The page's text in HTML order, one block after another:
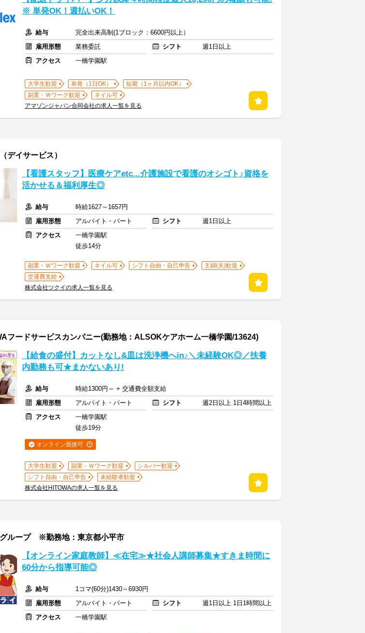
※ 単発OK！週払いOK！
給与
完全出来高制(1ブロック：6600円以上）
雇用形態
業務委託 シフト
週1日以上
アクセス
一橋学園駅
大学生歓迎 単発（1日OK）
短期（1ヶ月以内OK）
副業・Ｗワーク歓迎
ネイル可
アマゾンジャパン合同会社の求人一覧を見る
デイサービス）
【看護スタッフ】医療ケアetc...介護施設で看護のオシゴト♪資格を
活かせる＆福利厚生◎
給与
時給1627～1657円
雇用形態
アルバイト・パート シフト
週1日以上
アクセス
一橋学園駅
徒歩14分
副業・Ｗワーク歓迎 ネイル可 シフト自由・自己申告
主婦(夫)歓迎
交通費支給
株式会社ツクイの求人一覧を見る
フードサービスカンパニー(勤務地：ALSOKケアホーム一橋学園/13624)
【給食の盛付】カットなし&皿は洗浄機へin♪＼未経験OK◎／扶養
内勤務も可★まかないあり!
給与
時給1300円～ + 交通費全額支給
雇用形態
アルバイト・パート シフト
週2日以上 1日4時間以上
アクセス
一橋学園駅
徒歩19分
オンライン面接可
大学生歓迎 副業・Ｗワーク歓迎
シルバー歓迎
シフト自由・自己申告
未経験者歓迎
株式会社HITOWAの求人一覧を見る
ループ ※勤務地：東京都小平市
【オンライン家庭教師】≪在宅≫★社会人講師募集★すきま時間に
60分から指導可能◎
給与
1コマ(60分)1430～6930円
雇用形態
アルバイト・パート シフト
週1日以上 1日1時間以上
アクセス
一橋学園駅